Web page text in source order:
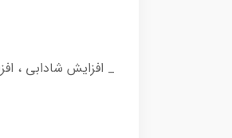
_ افزایش شادابی ،